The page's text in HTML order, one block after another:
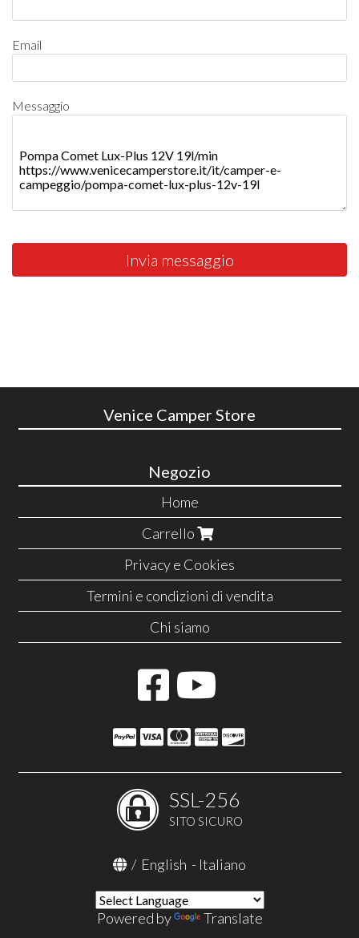
Email
Messaggio
Invia messaggio
Venice Camper Store
Negozio
Home
Carrello
Privacy e Cookies
Termini e condizioni di vendita
Chi siamo
SSL-256
SITO SICURO
/ English - Italiano
Powered by Translate